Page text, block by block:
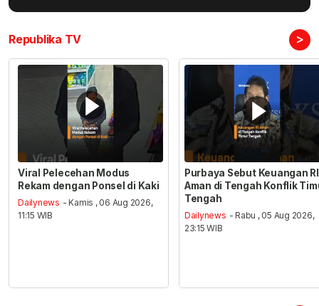
Republika TV >
Viral Pelecehan Modus
Rekam dengan Ponsel di Kaki
Dailynews - Kamis , 06 Aug 2026,
11:15 WIB
Purbaya Sebut Keuangan RI
Aman di Tengah Konflik
Tengah
Dailynews - Rabu , 05 Aug 2026,
23:15 WIB